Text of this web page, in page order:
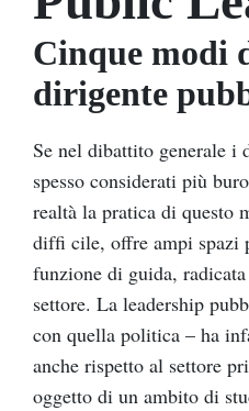
Cinque modi
dirigente
Se nel dibattito generale
spesso considerati più
realtà la pratica di questo
difﬁ cile, offre ampi spazi
funzione di guida,
settore. La leadership
con quella politica – ha
anche rispetto al settore
oggetto di un ambito di